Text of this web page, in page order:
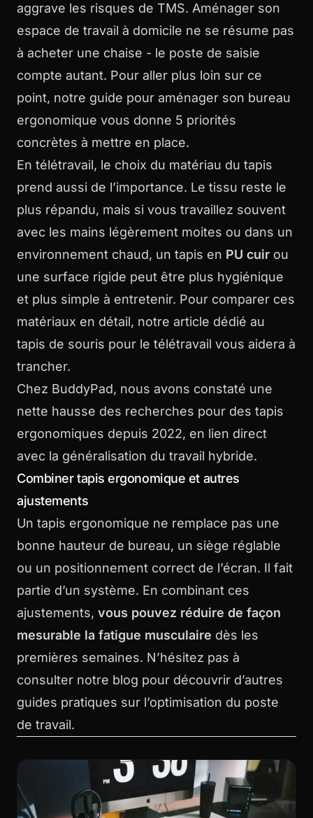
aggrave les risques de TMS. Aménager son
espace de travail à domicile ne se résume pas
à acheter une chaise - le poste de saisie
compte autant. Pour aller plus loin sur ce
point, notre guide pour aménager son bureau
ergonomique vous donne 5 priorités
concrètes à mettre en place.
En télétravail, le choix du matériau du tapis
prend aussi de l’importance. Le tissu reste le
plus répandu, mais si vous travaillez souvent
avec les mains légèrement moites ou dans un
environnement chaud, un tapis en PU cuir ou
une surface rigide peut être plus hygiénique
et plus simple à entretenir. Pour comparer ces
matériaux en détail, notre article dédié au
tapis de souris pour le télétravail vous aidera à
trancher.
Chez BuddyPad, nous avons constaté une
nette hausse des recherches pour des tapis
ergonomiques depuis 2022, en lien direct
avec la généralisation du travail hybride.
Combiner tapis ergonomique et autres
ajustements
Un tapis ergonomique ne remplace pas une
bonne hauteur de bureau, un siège réglable
ou un positionnement correct de l’écran. Il fait
partie d’un système. En combinant ces
ajustements, vous pouvez réduire de façon
mesurable la fatigue musculaire dès les
premières semaines. N’hésitez pas à
consulter notre blog pour découvrir d’autres
guides pratiques sur l’optimisation du poste
de travail.